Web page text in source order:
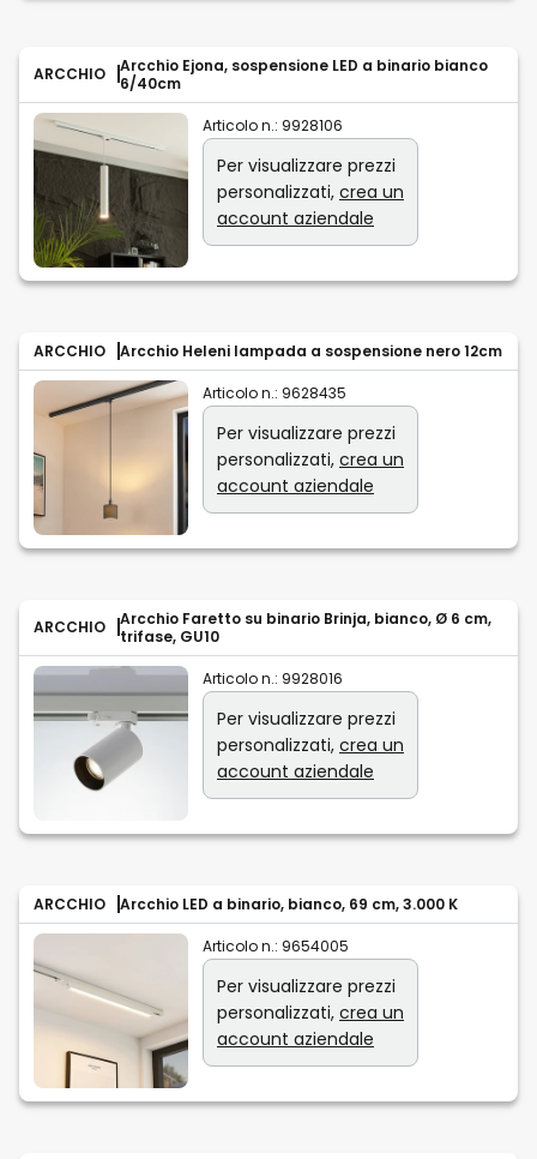
ARCCHIO
Arcchio Ejona, sospensione LED a binario bianco
6/40cm
Articolo n.: 9928106
Per visualizzare prezzi
personalizzati, crea un
account aziendale
ARCCHIO Arcchio Heleni lampada a sospensione nero 12cm
Articolo n.: 9628435
Per visualizzare prezzi
personalizzati, crea un
account aziendale
ARCCHIO
Arcchio Faretto su binario Brinja, bianco, Ø 6 cm,
trifase, GU10
Articolo n.: 9928016
Per visualizzare prezzi
personalizzati, crea un
account aziendale
ARCCHIO Arcchio LED a binario, bianco, 69 cm, 3.000 K
Articolo n.: 9654005
Per visualizzare prezzi
personalizzati, crea un
account aziendale